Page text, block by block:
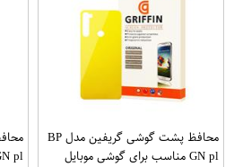
محافظ پشت گوشی گریفین مدل BP
GN pl مناسب برای گوشی موبایل